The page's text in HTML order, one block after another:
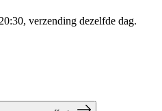
verzending dezelfde dag.